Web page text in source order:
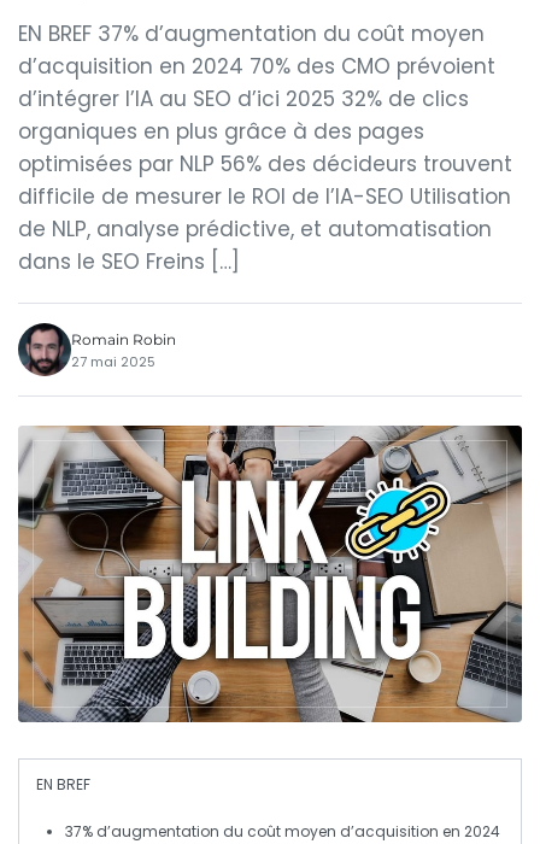
EN BREF 37% d’augmentation du coût moyen
d’acquisition en 2024 70% des CMO prévoient
d’intégrer l’IA au SEO d’ici 2025 32% de clics
organiques en plus grâce à des pages
optimisées par NLP 56% des décideurs trouvent
difficile de mesurer le ROI de l’IA-SEO Utilisation
de NLP, analyse prédictive, et automatisation
dans le SEO Freins […]
Romain Robin
27 mai 2025
EN BREF
37% d’augmentation du coût moyen d’acquisition en 2024